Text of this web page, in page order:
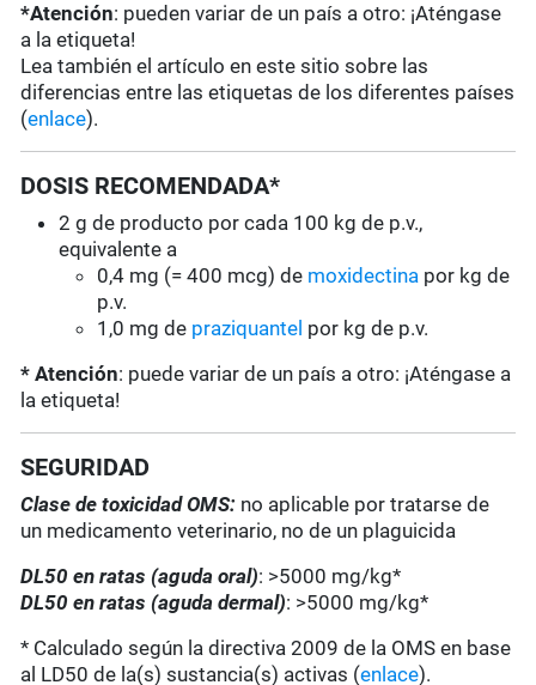
*Atención: pueden variar de un país a otro: ¡Aténgase
a la etiqueta!
Lea también el artículo en este sitio sobre las
diferencias entre las etiquetas de los diferentes países
(enlace).
DOSIS RECOMENDADA*
2 g de producto por cada 100 kg de p.v.,
equivalente a
0,4 mg (= 400 mcg) de moxidectina por kg de
p.v.
1,0 mg de praziquantel por kg de p.v.
* Atención: puede variar de un país a otro: ¡Aténgase a
la etiqueta!
SEGURIDAD
Clase de toxicidad OMS: no aplicable por tratarse de
un medicamento veterinario, no de un plaguicida
DL50 en ratas (aguda oral): >5000 mg/kg*
DL50 en ratas (aguda dermal): >5000 mg/kg*
* Calculado según la directiva 2009 de la OMS en base
al LD50 de la(s) sustancia(s) activas (enlace).